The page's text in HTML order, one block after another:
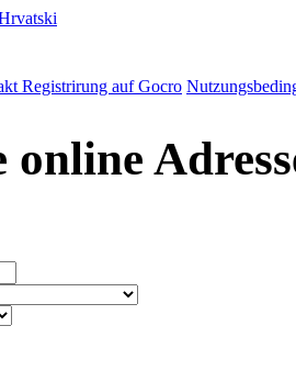
Registrirung auf Gocro
online